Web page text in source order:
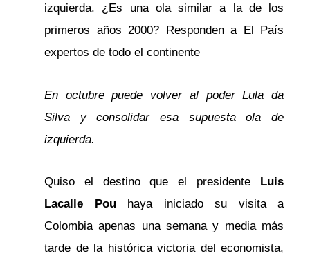
izquierda. ¿Es una ola similar a la de los
primeros años 2000? Responden a El País
expertos de todo el continente
En octubre puede volver al poder Lula da
Silva y consolidar esa supuesta ola de
izquierda.
Quiso el destino que el presidente
Luis
Lacalle Pou
haya iniciado su visita a
Colombia apenas una semana y media más
tarde de la histórica victoria del economista,